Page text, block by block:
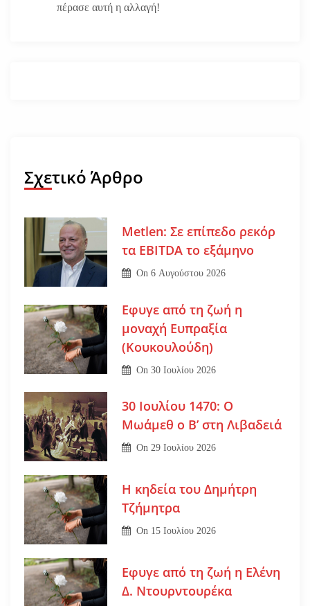
πέρασε αυτή η αλλαγή!
Σχετικό Άρθρο
Metlen: Σε επίπεδο ρεκόρ
τα EBITDA το εξάμηνο
On6 Αυγούστου 2026
Εφυγε από τη ζωή η
μοναχή Ευπραξία
(Κουκουλούδη)
On30 Ιουλίου 2026
30 Ιουλίου 1470: Ο
Μωάμεθ ο Β’ στη Λιβαδειά
On29 Ιουλίου 2026
Η κηδεία του Δημήτρη
Τζήμητρα
On 15 Ιουλίου 2026
Εφυγε από τη ζωή η Ελένη
Δ. Ντουρντουρέκα